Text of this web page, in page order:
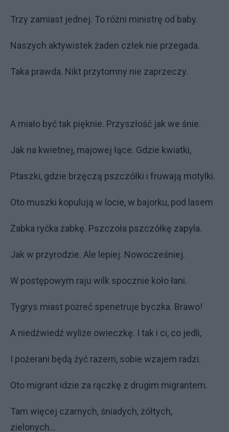
Trzy zamiast jednej. To różni ministrę od baby.
Naszych aktywistek żaden człek nie przegada.
Taka prawda. Nikt przytomny nie zaprzeczy.
A miało być tak pięknie. Przyszłość jak we śnie.
Jak na kwietnej, majowej łące. Gdzie kwiatki,
Ptaszki, gdzie brzęczą pszczółki i fruwają motylki.
Oto muszki kopulują w locie, w bajorku, pod lasem
Żabka ryćka żabkę. Pszczoła pszczółkę zapyla.
Jak w przyrodzie. Ale lepiej. Nowocześniej.
W postępowym raju wilk spocznie koło łani.
Tygrys miast pożreć spenetruje byczka. Brawo!
A niedźwiedź wyliże owieczkę. I tak i ci, co jedli,
I pożerani będą żyć razem, sobie wzajem radzi.
Oto migrant idzie za rączkę z drugim migrantem.
Tam więcej czarnych, śniadych, żółtych,
zielonych…